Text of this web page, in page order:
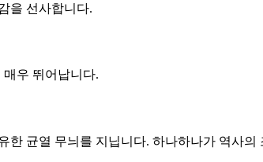
을 선사합니다.
우 뛰어납니다.
한 균열 무늬를 지닙니다. 하나하나가 역사의